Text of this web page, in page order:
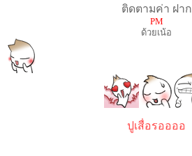
ติดตามค่า ฝาก
PM
ด้วยเน้อ
ปูเสื่อรออออ